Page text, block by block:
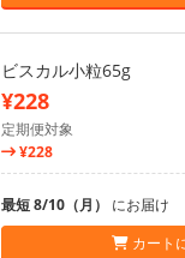
ビスカル小粒65g
¥228
定期便対象
¥228
最短 8/10（月） にお届け
カート